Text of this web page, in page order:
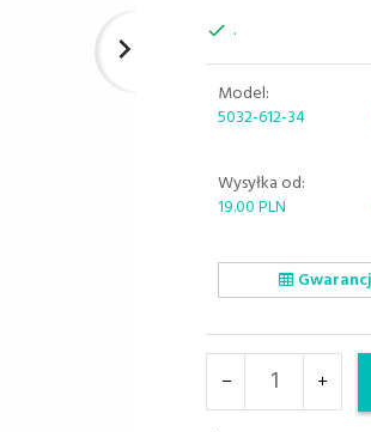
.
Model:
5032-612-34
Wysyłka od:
19.00 PLN